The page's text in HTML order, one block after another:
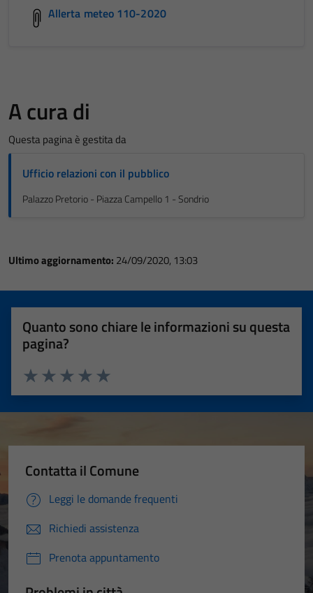
Allerta meteo 110-2020
A cura di
Questa pagina è gestita da
Ufficio relazioni con il pubblico
Palazzo Pretorio - Piazza Campello 1 - Sondrio
Ultimo aggiornamento: 24/09/2020, 13:03
Quanto sono chiare le informazioni su questa
pagina?
Valuta 5 stelle su 5
Valuta 4 stelle su 5
Valuta 3 stelle su 5
Valuta 2 stelle su 5
Valuta 1 stelle su 5
Contatta il Comune
Leggi le domande frequenti
Richiedi assistenza
Prenota appuntamento